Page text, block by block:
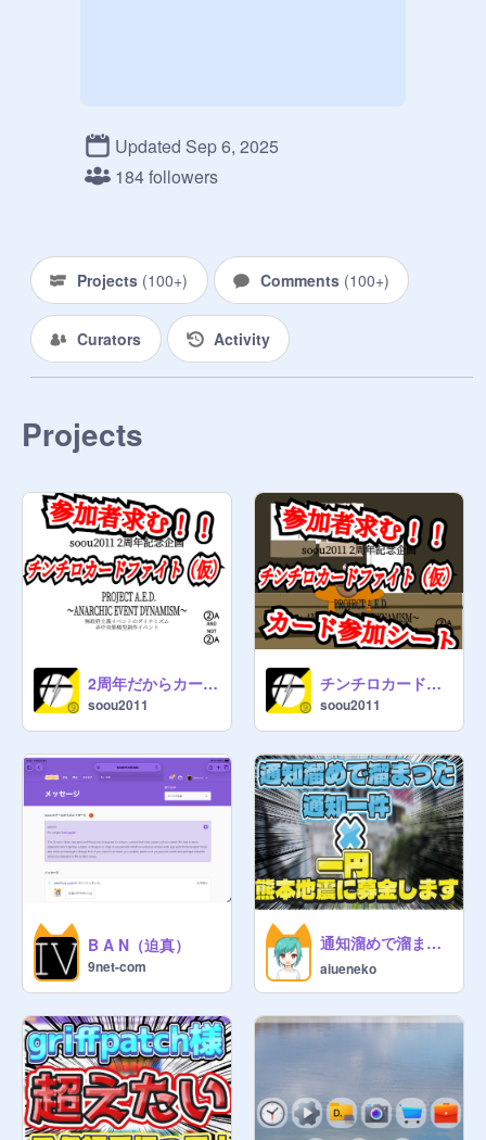
Updated Sep 6, 2025
184 followers
Projects (100+) Comments (100+)
Curators Activity
Projects
2周年だからカードゲームを作ろうぜ【PROJECT A.E.D.】
soou2011
チンチロカードファイト（仮）参加シート
soou2011
B A N（迫真）
9net-com
通知溜めで溜まった通知✖️一円熊本地震に募金します
aiueneko